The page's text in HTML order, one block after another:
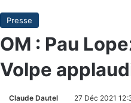
Presse
OM : Pau
Volpe
Claude Dautel 27 Déc 2021